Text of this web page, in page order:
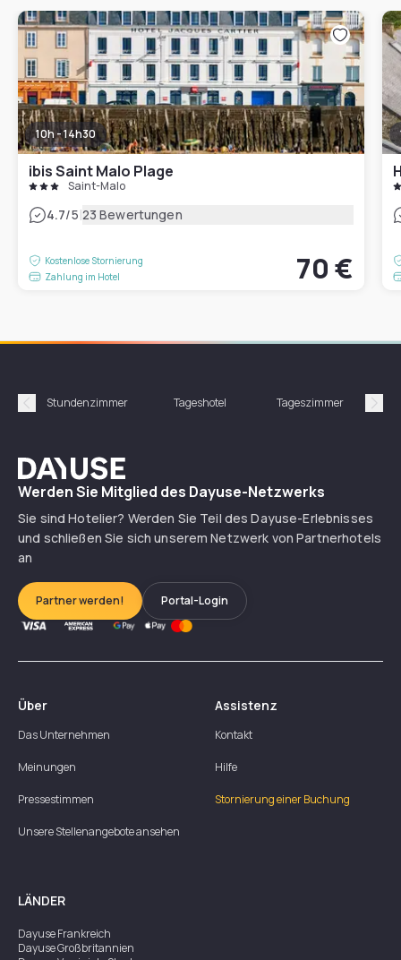
10h - 14h30
ibis Saint Malo Plage
Saint-Malo
4.7/5|23 Bewertungen
Kostenlose Stornierung
Zahlung im Hotel
70 €
Précédent
Stundenzimmer Tageshotel Tageszimmer
Dayuse
Werden Sie Mitglied des Dayuse-Netzwerks
Sie sind Hotelier? Werden Sie Teil des Dayuse-Erlebnisses
und schließen Sie sich unserem Netzwerk von Partnerhotels
an
Partner werden! Portal-Login
Über
Das Unternehmen
Meinungen
Pressestimmen
Unsere Stellenangebote ansehen
Assistenz
Kontakt
Hilfe
Stornierung einer Buchung
LÄNDER
DayuseFrankreich
DayuseGroßbritannien